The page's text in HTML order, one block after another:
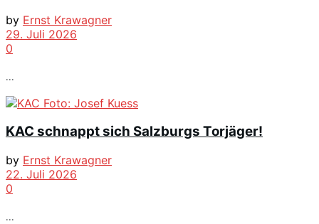
by Ernst Krawagner
29. Juli 2026
0
...
KAC schnappt sich Salzburgs Torjäger!
by Ernst Krawagner
22. Juli 2026
0
...